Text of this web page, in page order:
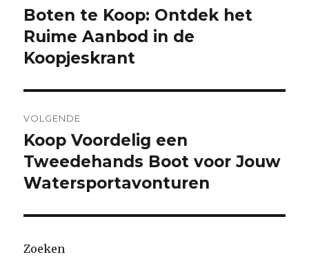
Vorige
bericht:
Boten te Koop: Ontdek het
Ruime Aanbod in de
Koopjeskrant
VOLGENDE
Volgende
bericht:
Koop Voordelig een
Tweedehands Boot voor Jouw
Watersportavonturen
Zoeken